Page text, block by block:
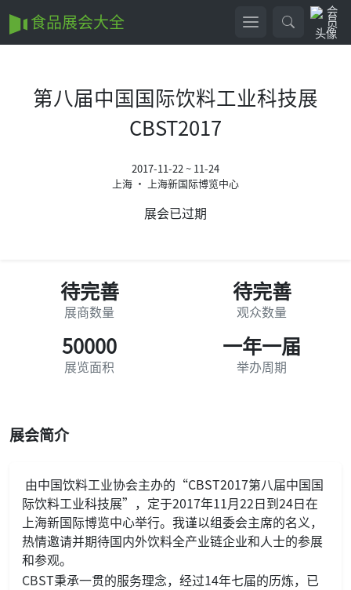
食品展会大全
第八届中国国际饮料工业科技展
CBST2017
2017-11-22 ~ 11-24
上海 • 上海新国际博览中心
展会已过期
待完善
展商数量
待完善
观众数量
50000
展览面积
一年一届
举办周期
展会简介
由中国饮料工业协会主办的“CBST2017第八届中国国
际饮料工业科技展”，定于2017年11月22日到24日在
上海新国际博览中心举行。我谨以组委会主席的名义，
热情邀请并期待国内外饮料全产业链企业和人士的参展
和参观。
CBST秉承一贯的服务理念，经过14年七届的历炼，已